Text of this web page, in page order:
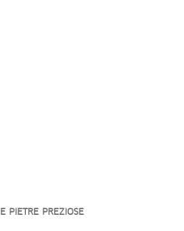
PIETRE PREZIOSE